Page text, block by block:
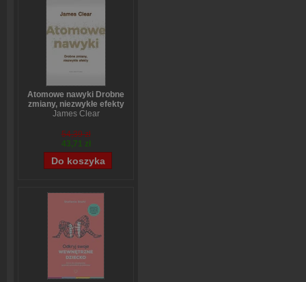
Atomowe nawyki Drobne
zmiany, niezwykłe efekty
James Clear
54,39 zł
43,71 zł